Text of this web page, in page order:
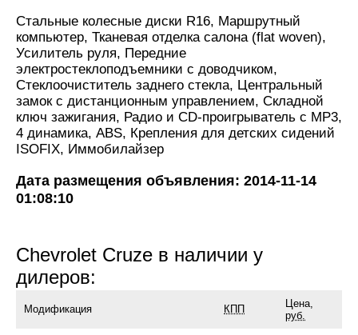
Стальные колесные диски R16, Маршрутный
компьютер, Тканевая отделка салона (flat woven),
Усилитель руля, Передние
электростеклоподъемники с доводчиком,
Стеклоочиститель заднего стекла, Центральный
замок c дистанционным управлением, Складной
ключ зажигания, Радио и CD-проигрыватель с MP3,
4 динамика, ABS, Крепления для детских сидений
ISOFIX, Иммобилайзер
Дата размещения объявления: 2014-11-14
01:08:10
Chevrolet Cruze в наличии у
дилеров:
Модификация КПП
Цена,
руб.